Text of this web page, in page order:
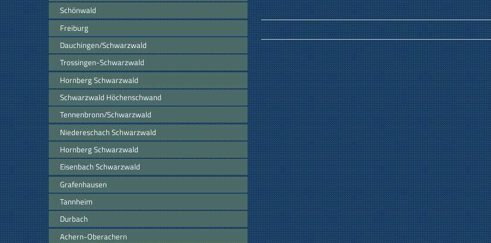
Schönwald
Freiburg
Dauchingen/Schwarzwald
Trossingen-Schwarzwald
Hornberg Schwarzwald
Schwarzwald Höchenschwand
Tennenbronn/Schwarzwald
Niedereschach Schwarzwald
Hornberg Schwarzwald
Eisenbach Schwarzwald
Grafenhausen
Tannheim
Durbach
Achern-Oberachern